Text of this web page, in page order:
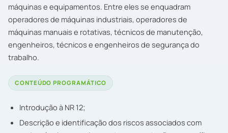
máquinas e equipamentos. Entre eles se enquadram
operadores de máquinas industriais, operadores de
máquinas manuais e rotativas, técnicos de manutenção,
engenheiros, técnicos e engenheiros de segurança do
trabalho.
CONTEÚDO PROGRAMÁTICO
Introdução à NR 12;
Descrição e identificação dos riscos associados com